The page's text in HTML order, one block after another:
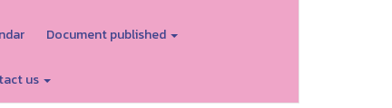
Document published
us